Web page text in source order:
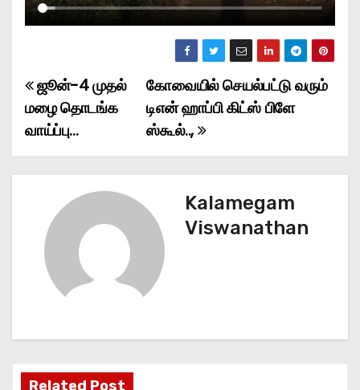
P
o
கோவையில் செயல்பட்டு வரும்
டிஎன் ஹாப்பி கிட்ஸ் பிளே
ஸ்கூல்..,
ஜூன்-4 முதல்
மழை தொடங்க
வாய்ப்பு…
Kalamegam
Viswanathan
Related Post